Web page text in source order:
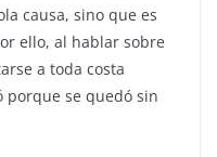
causa, sino que es
ello, al hablar sobre
a toda costa
porque se quedó sin